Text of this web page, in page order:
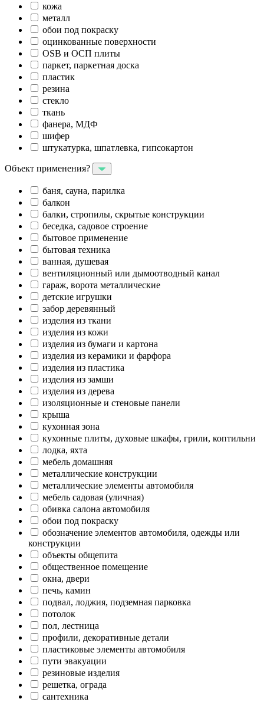
кожа
металл
обои под покраску
оцинкованные поверхности
OSB и ОСП плиты
паркет, паркетная доска
пластик
резина
стекло
ткань
фанера, МДФ
шифер
штукатурка, шпатлевка, гипсокартон
Объект применения?
баня, сауна, парилка
балкон
балки, стропилы, скрытые конструкции
беседка, садовое строение
бытовое применение
бытовая техника
ванная, душевая
вентиляционный или дымоотводный канал
гараж, ворота металлические
детские игрушки
забор деревянный
изделия из ткани
изделия из кожи
изделия из бумаги и картона
изделия из керамики и фарфора
изделия из пластика
изделия из замши
изделия из дерева
изоляционные и стеновые панели
крыша
кухонная зона
кухонные плиты, духовые шкафы, грили, коптильни
лодка, яхта
мебель домашняя
металлические конструкции
металлические элементы автомобиля
мебель садовая (уличная)
обивка салона автомобиля
обои под покраску
обозначение элементов автомобиля, одежды или
конструкции
объекты общепита
общественное помещение
окна, двери
печь, камин
подвал, лоджия, подземная парковка
потолок
пол, лестница
профили, декоративные детали
пластиковые элементы автомобиля
пути эвакуации
резиновые изделия
решетка, ограда
сантехника